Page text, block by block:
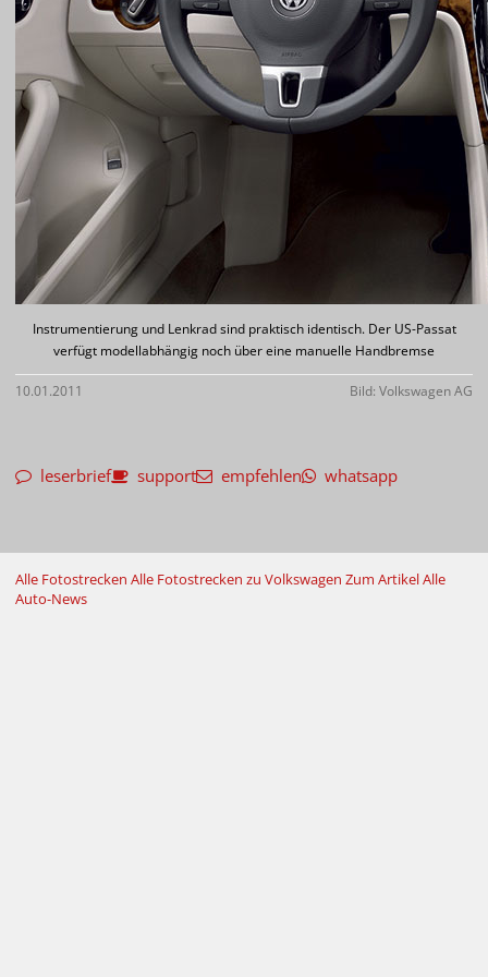
Instrumentierung und Lenkrad sind praktisch identisch. Der US-Passat
verfügt modellabhängig noch über eine manuelle Handbremse
10.01.2011 Bild: Volkswagen AG
leserbrief support empfehlen whatsapp
Alle Fotostrecken Alle Fotostrecken zu Volkswagen Zum ArtikelAlle
Auto-News